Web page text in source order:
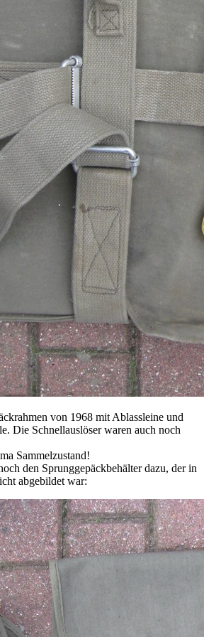
von 1968 mit Ablassleine und
Die Schnellauslöser waren auch noch
Sammelzustand!
den Sprunggepäckbehälter dazu, der in
abgebildet war: